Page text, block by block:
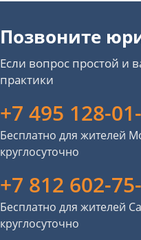
Позвоните
Если вопрос простой и
практики
+7 495 128-
Бесплатно для жителей
круглосуточно
+7 812 602-
Бесплатно для жителей
круглосуточно